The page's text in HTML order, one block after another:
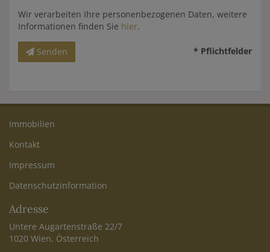
Wir verarbeiten Ihre personenbezogenen Daten, weitere
Informationen finden Sie hier.
Senden * Pflichtfelder
Immobilien
Kontakt
Impressum
Datenschutzinformation
Adresse
Untere Augartenstraße 22/7
1020 Wien, Österreich